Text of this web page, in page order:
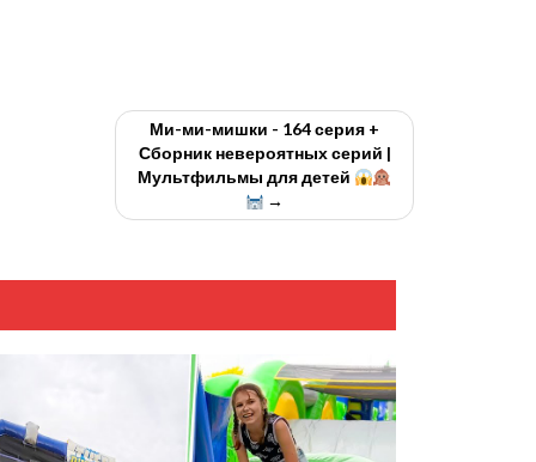
Ми-ми-мишки - 164 серия +
Сборник невероятных серий |
Мультфильмы для детей
→